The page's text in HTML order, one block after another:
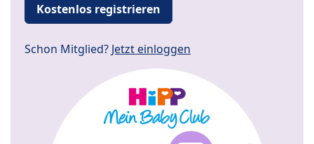
Kostenlos registrieren
Schon Mitglied? Jetzt einloggen